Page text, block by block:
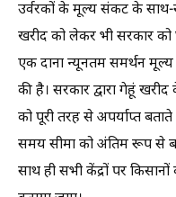
उर्वरकों के मूल्य संकट के
खरीद को लेकर भी सरकार को
एक दाना न्यूनतम समर्थन
की है। सरकार द्वारा गेहूं
को पूरी तरह से अपर्याप्त
समय सीमा को अंतिम रूप से
साथ ही सभी केंद्रों पर किसानों